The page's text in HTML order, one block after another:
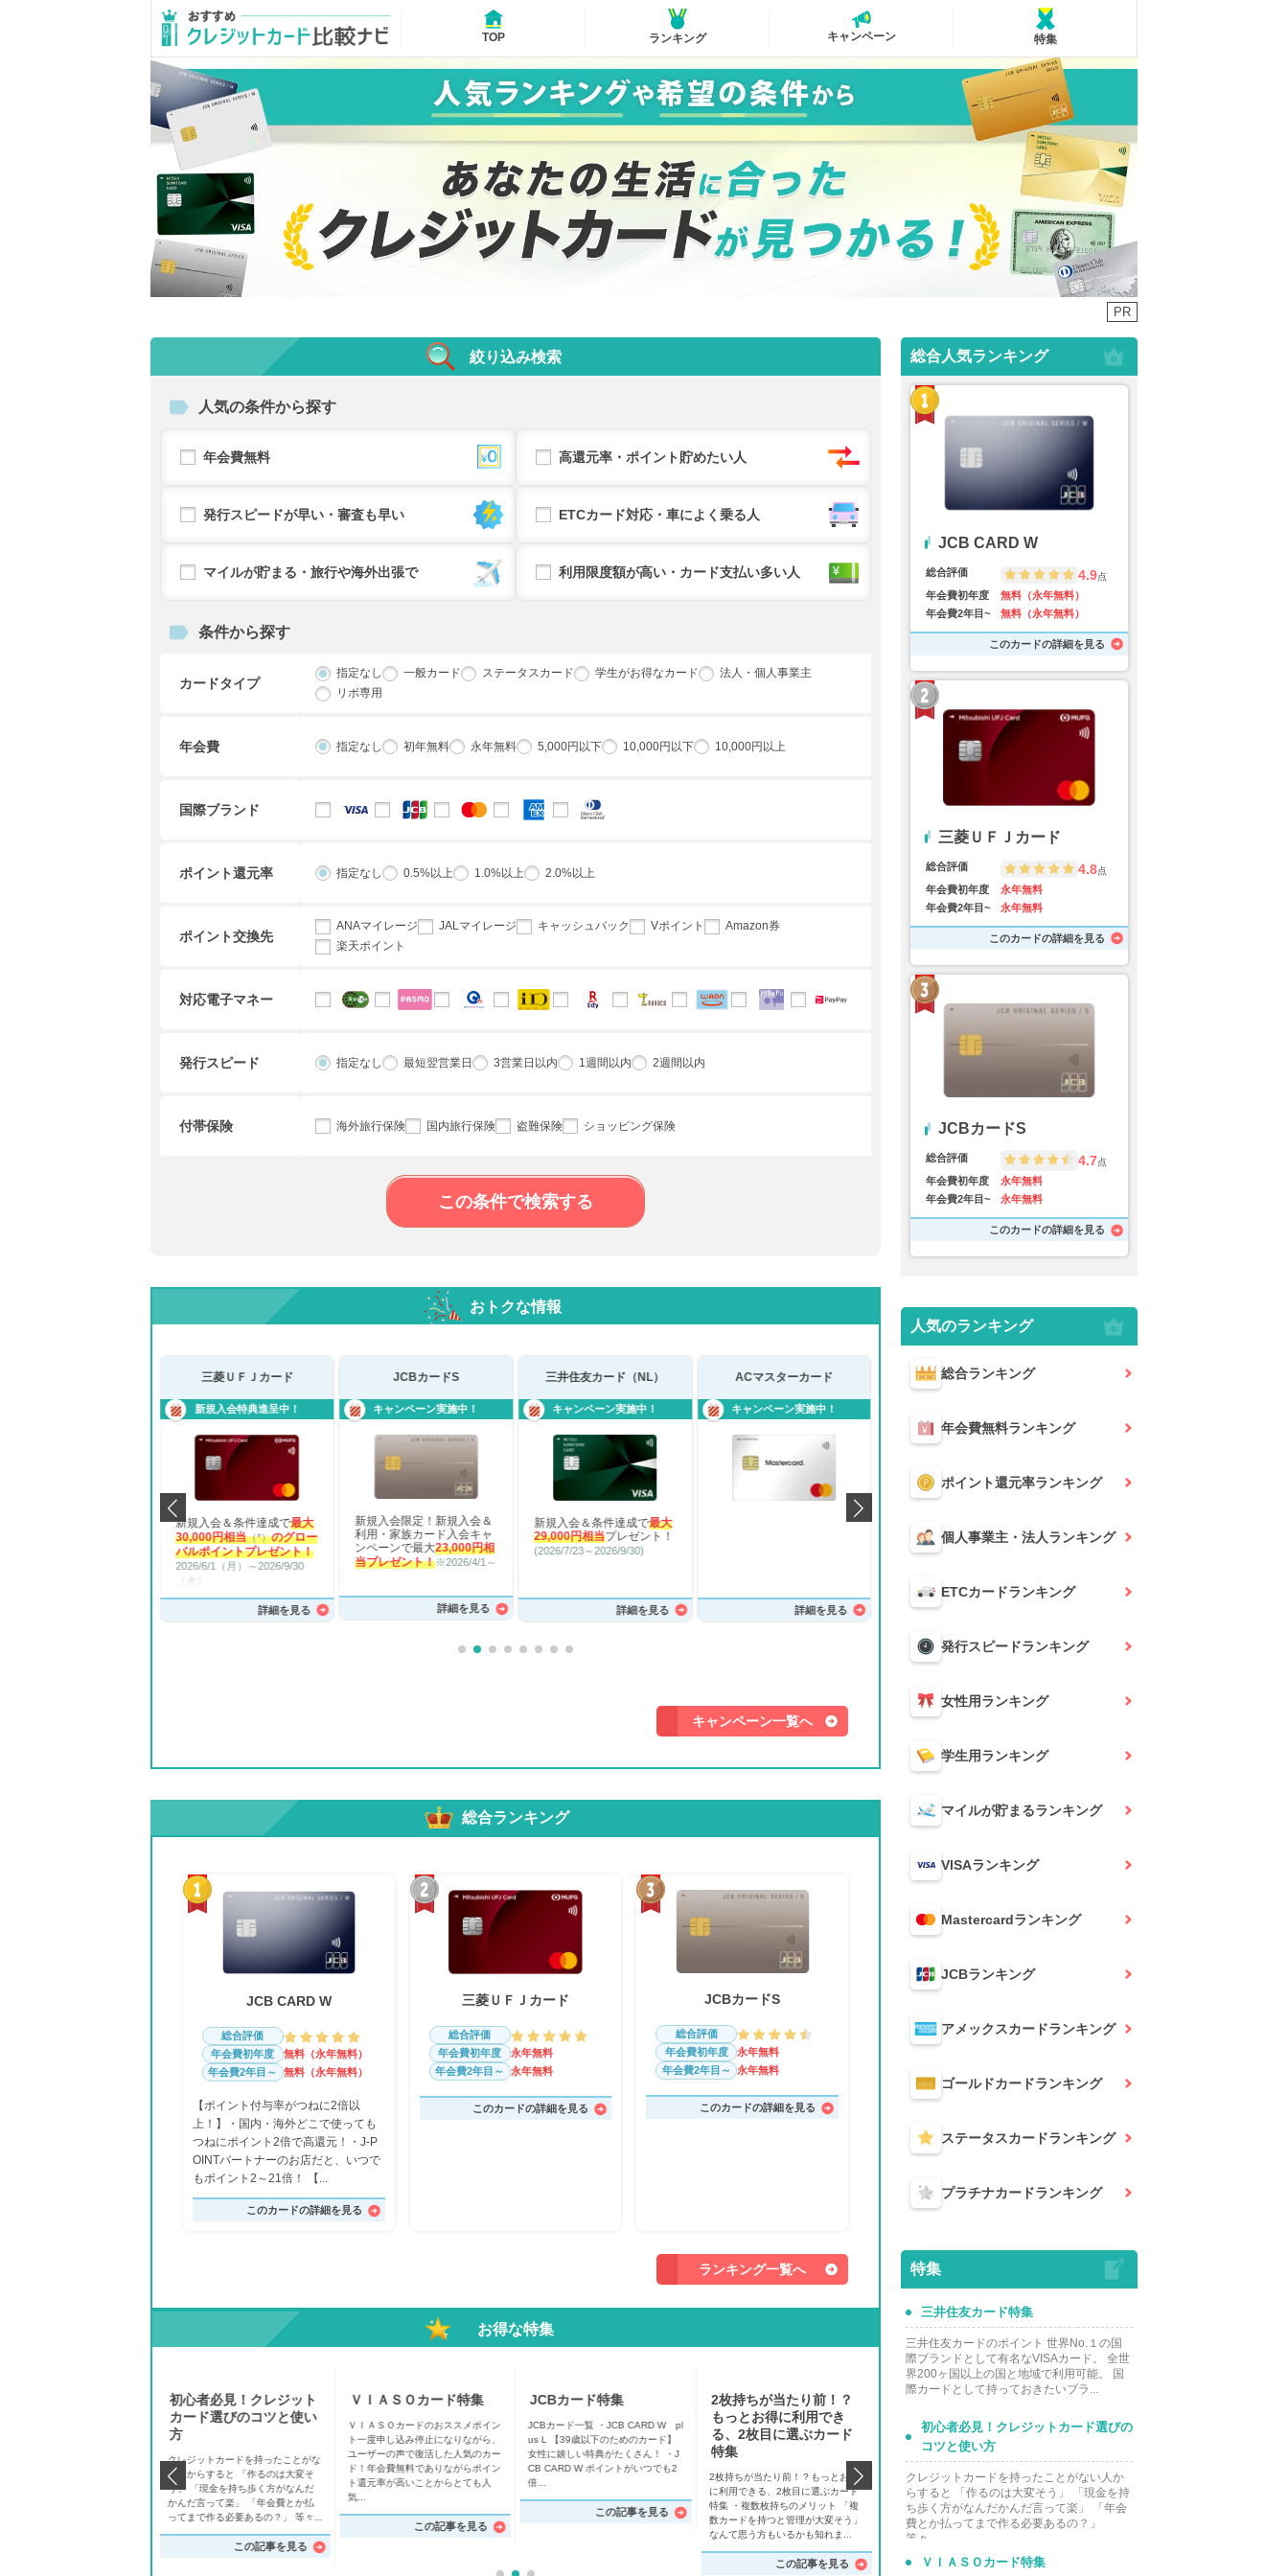
TOP ランキング キャンペーン 特集
PR
絞り込み検索
人気の条件から探す
年会費無料 高還元率・ポイント貯めたい人
発行スピードが早い・審査も早い ETCカード対応・車によく乗る人
マイルが貯まる・旅行や海外出張で 利用限度額が高い・カード支払い多い人
条件から探す
カードタイプ
指定なし 一般カード ステータスカード 学生がお得なカード
法人・個人事業主
リボ専用
年会費 指定なし 初年無料 永年無料 5,000円以下 10,000円以下 10,000円以上
国際ブランド
ポイント還元率 指定なし 0.5%以上 1.0%以上 2.0%以上
ポイント交換先
ANAマイレージ JALマイレージ キャッシュバック Vポイント
Amazon券
楽天ポイント
対応電子マネー
発行スピード 指定なし 最短翌営業日 3営業日以内 1週間以内 2週間以内
付帯保険 海外旅行保険 国内旅行保険 盗難保険 ショッピング保険
この条件で検索する
おトクな情報
三菱ＵＦＪカード
新規入会＆条件達成で最大
30,000円相当（*）のグロー
バルポイントプレゼント！
2026/6/1（月）～2026/9/30
（水）
（*）各特典には、実施期間・
各種条件・ご留意事項がござ
新規入会特典進呈中！
詳細を見る
JCBカードS
新規入会限定！新規入会＆
利用・家族カード入会キャ
ンペーンで最大23,000円相
当プレゼント！※2026/4/1～
キャンペーン実施中！
詳細を見る
三井住友カード（NL）
新規入会＆条件達成で最大
29,000円相当プレゼント！
(2026/7/23～2026/9/30)
キャンペーン実施中！
詳細を見る
ACマスターカード
キャンペーン実施中！
詳細を見る
Olive フレキシブルペイ 一般
新規入会＆条件達成で
77,400円相当がもらえる！
※特典付与には条件があり、
※最大77,400円相当は最上位
が対象になります。
※こちらの最大金額は2026/8/
イオンカード（WAON一体型）
INTプレゼント！
キャンペーン一覧へ
総合ランキング
JCB CARD W
総合評価
年会費初年度
無料（永年無料）
年会費2年目～
無料（永年無料）
【ポイント付与率がつねに2倍以
上！】・国内・海外どこで使っても
つねにポイント2倍で高還元！・J-P
OINTパートナーのお店だと、いつで
もポイント2～21倍！ 【...
このカードの詳細を見る
三菱ＵＦＪカード
総合評価
年会費初年度
永年無料
年会費2年目～
永年無料
このカードの詳細を見る
JCBカードS
総合評価
年会費初年度
永年無料
年会費2年目～
永年無料
このカードの詳細を見る
ランキング一覧へ
お得な特集
初心者必見！クレジット
カード選びのコツと使い
方
クレジットカードを持ったことがな
い人からすると 「作るのは大変そ
う」 「現金を持ち歩く方がなんだ
かんだ言って楽」 「年会費とか払
ってまで作る必要あるの？」 等々...
この記事を見る
ＶＩＡＳＯカード特集
ＶＩＡＳＯカードのおススメポイン
ト一度申し込み停止になりながら、
ユーザーの声で復活した人気のカー
ド！年会費無料でありながらポイン
ト還元率が高いことからとても人
気...
この記事を見る
JCBカード特集
JCBカード一覧 ・JCB CARD W pl
us L 【39歳以下のためのカード】
女性に嬉しい特典がたくさん！ ・J
CB CARD W ポイントがいつでも2
倍...
この記事を見る
2枚持ちが当たり前！？
もっとお得に利用でき
る、2枚目に選ぶカード
特集
2枚持ちが当たり前！？もっとお得
に利用できる、2枚目に選ぶカード
特集 ・複数枚持ちのメリット 「複
数カードを持つと管理が大変そう」
なんて思う方もいるかも知れま...
この記事を見る
AMEX特集
AMEXの説明 アメリカン・エキスプ
レスはステータス性の高いカードと
して世界から認められているカード
古く高いブランド性を守り...
この記事を見る
総合人気ランキング
JCB CARD W
総合評価 4.9点
年会費初年度
無料（永年無料）
年会費2年目~
無料（永年無料）
このカードの詳細を見る
三菱ＵＦＪカード
総合評価 4.8点
年会費初年度
永年無料
年会費2年目~
永年無料
このカードの詳細を見る
JCBカードS
総合評価 4.7点
年会費初年度
永年無料
年会費2年目~
永年無料
このカードの詳細を見る
人気のランキング
総合ランキング
年会費無料ランキング
ポイント還元率ランキング
個人事業主・法人ランキング
ETCカードランキング
発行スピードランキング
女性用ランキング
学生用ランキング
マイルが貯まるランキング
VISAランキング
Mastercardランキング
JCBランキング
アメックスカードランキング
ゴールドカードランキング
ステータスカードランキング
プラチナカードランキング
特集
三井住友カード特集
三井住友カードのポイント 世界No.１の国
際ブランドとして有名なVISAカード。 全世
界200ヶ国以上の国と地域で利用可能。 国
際カードとして持っておきたいブラ...
初心者必見！クレジットカード選びの
コツと使い方
クレジットカードを持ったことがない人か
らすると 「作るのは大変そう」 「現金を持
ち歩く方がなんだかんだ言って楽」 「年会
費とか払ってまで作る必要あるの？」
等々...
ＶＩＡＳＯカード特集